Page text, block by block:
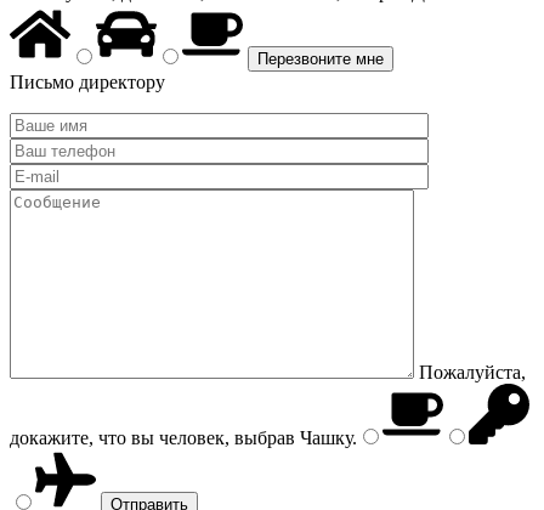
Письмо директору
Пожалуйста,
докажите, что вы человек, выбрав Чашку.